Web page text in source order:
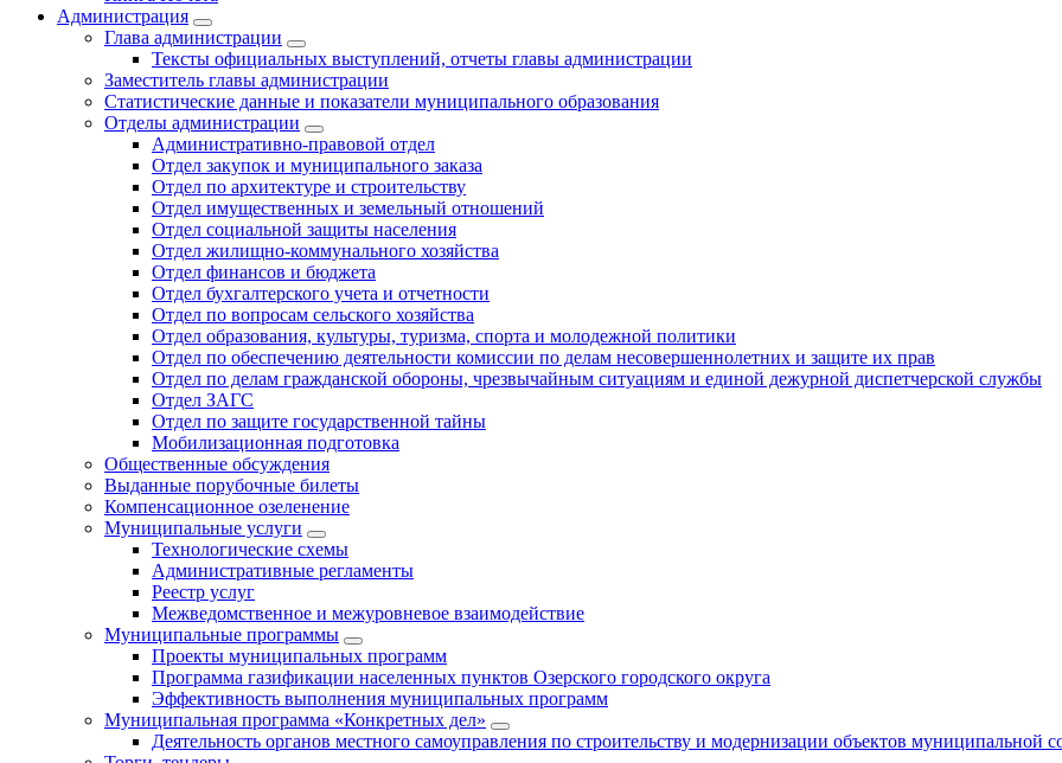
Администрация
Глава администрации
Тексты официальных выступлений, отчеты главы администрации
Заместитель главы администрации
Статистические данные и показатели муниципального образования
Отделы администрации
Административно-правовой отдел
Отдел закупок и муниципального заказа
Отдел по архитектуре и строительству
Отдел имущественных и земельный отношений
Отдел социальной защиты населения
Отдел жилищно-коммунального хозяйства
Отдел финансов и бюджета
Отдел бухгалтерского учета и отчетности
Отдел по вопросам сельского хозяйства
Отдел образования, культуры, туризма, спорта и молодежной политики
Отдел по обеспечению деятельности комиссии по делам несовершеннолетних и защите их прав
Отдел по делам гражданской обороны, чрезвычайным ситуациям и единой дежурной диспетчерской службы
Отдел ЗАГС
Отдел по защите государственной тайны
Мобилизационная подготовка
Общественные обсуждения
Выданные порубочные билеты
Компенсационное озеленение
Муниципальные услуги
Технологические схемы
Административные регламенты
Реестр услуг
Межведомственное и межуровневое взаимодействие
Муниципальные программы
Проекты муниципальных программ
Программа газификации населенных пунктов Озерского городского округа
Эффективность выполнения муниципальных программ
Муниципальная программа «Конкретных дел»
Деятельность органов местного самоуправления по строительству и модернизации объектов муниципальной